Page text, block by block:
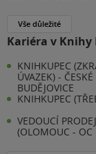
Vše důležité
Kariéra v Knihy
KNIHKUPEC
ÚVAZEK) - ČESKÉ
BUDĚJOVICE
KNIHKUPEC
VEDOUCÍ
(OLOMOUC - OC